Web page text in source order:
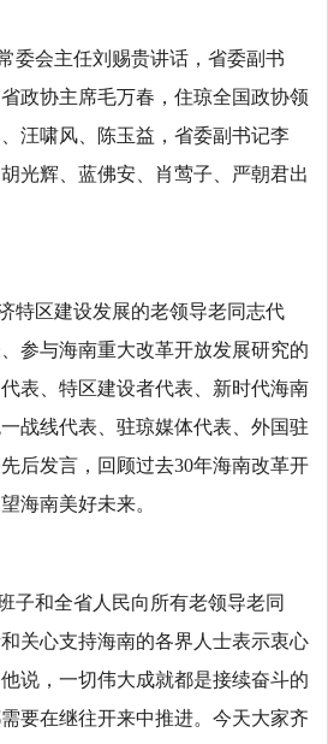
委会主任刘赐贵讲话，省委副书
政协主席毛万春，住琼全国政协领
汪啸风、陈玉益，省委副书记李
光辉、蓝佛安、肖莺子、严朝君出
特区建设发展的老领导老同志代
参与海南重大改革开放发展研究的
表、特区建设者代表、新时代海南
战线代表、驻琼媒体代表、外国驻
后发言，回顾过去30年海南改革开
海南美好未来。
子和全省人民向所有老领导老同
关心支持海南的各界人士表示衷心
说，一切伟大成就都是接续奋斗的
要在继往开来中推进。今天大家齐